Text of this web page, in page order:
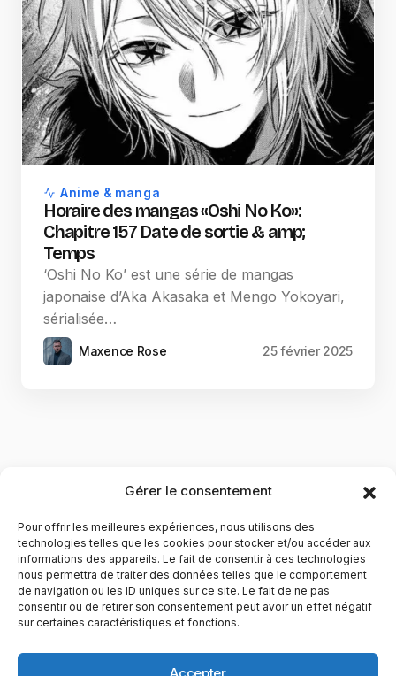
Gérer le consentement
Pour offrir les meilleures expériences, nous utilisons des
technologies telles que les cookies pour stocker et/ou accéder aux
informations des appareils. Le fait de consentir à ces technologies
nous permettra de traiter des données telles que le comportement
de navigation ou les ID uniques sur ce site. Le fait de ne pas
consentir ou de retirer son consentement peut avoir un effet négatif
sur certaines caractéristiques et fonctions.
Accepter
Anime & manga
Horaire des mangas «Oshi No Ko»:
Chapitre 157 Date de sortie & amp;
Temps
‘Oshi No Ko’ est une série de mangas
japonaise d’Aka Akasaka et Mengo Yokoyari,
sérialisée…
Maxence Rose 25 février 2025
YubiGeek est un média français dédié aux nouvelles
technologies, à la culture geek et au numérique. Fondé par